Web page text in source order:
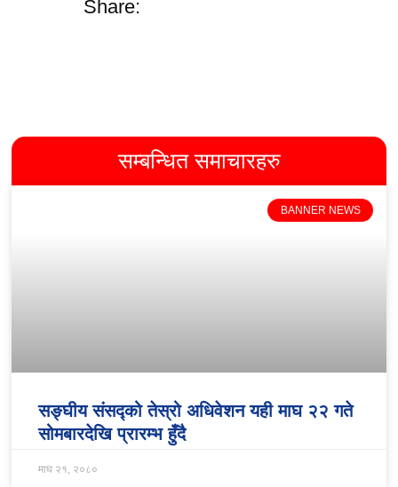
Share:
सम्बन्धित समाचारहरु
BANNER NEWS
सङ्घीय संसद्को तेस्रो अधिवेशन यही माघ २२ गते
सोमबारदेखि प्रारम्भ हुँदै
माघ २१, २०८०